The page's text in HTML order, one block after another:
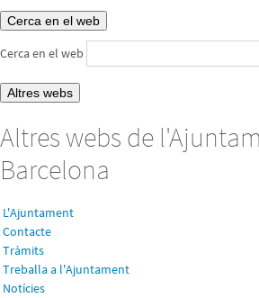
Cerca en el web
Cerca en el web
Altres webs
Altres webs de
Barcelona
L'Ajuntament
Contacte
Tràmits
Treballa a l'Ajuntament
Notícies